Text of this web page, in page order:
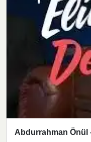
Abdurrahman Önül